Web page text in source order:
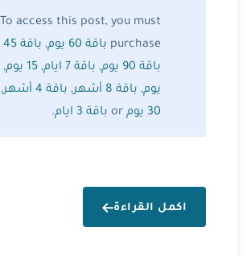
To access this post, you must
purchase باقة 60 يوم , باقة 45 يوم
باقة 90 يوم
, باقة 7 ايام , 15 يوم ,
يوم, باقة 8 أشهر , باقة 4 أشهر ,
30 يوم
باقة 3 ايام .
اكمل القراءة